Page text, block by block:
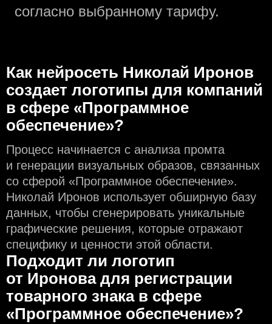
согласно выбранному тарифу.
Как нейросеть Николай Иронов
создаeт логотипы для компаний
в сфере «Программное
обеспечение»?
Процесс начинается с анализа промта
и генерации визуальных образов, связанных
со сферой «Программное обеспечение».
Николай Иронов использует обширную базу
данных, чтобы сгенерировать уникальные
графические решения, которые отражают
специфику и ценности этой области.
Подходит ли логотип
от Иронова для регистрации
товарного знака в сфере
«Программное обеспечение»?